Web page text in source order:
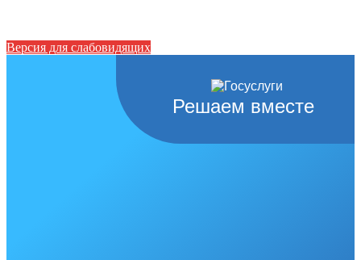
Версия для слабовидящих
Решаем вместе